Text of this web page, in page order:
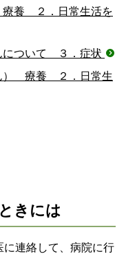
養 ２．日常生活を
について ３．症状
） 療養 ２．日常生
きには
連絡して、病院に行